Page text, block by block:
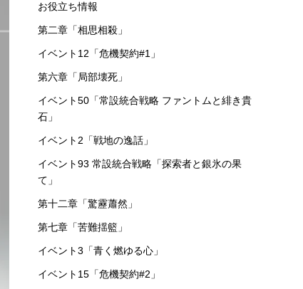
お役立ち情報
第二章「相思相殺」
イベント12「危機契約#1」
第六章「局部壊死」
イベント50「常設統合戦略 ファントムと緋き貴
石」
イベント2「戦地の逸話」
イベント93 常設統合戦略「探索者と銀氷の果
て」
第十二章「驚靂蕭然」
第七章「苦難揺籃」
イベント3「青く燃ゆる心」
イベント15「危機契約#2」